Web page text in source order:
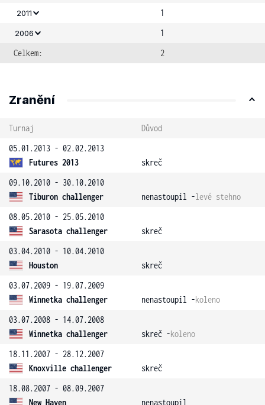
2011 1
2006
1
Celkem:
2
Zranění
Turnaj
Důvod
05.01.2013 - 02.02.2013
Futures 2013
skreč
09.10.2010 - 30.10.2010
Tiburon challenger
nenastoupil -levé stehno
08.05.2010 - 25.05.2010
Sarasota challenger
skreč
03.04.2010 - 10.04.2010
Houston
skreč
03.07.2009 - 19.07.2009
Winnetka challenger
nenastoupil -koleno
03.07.2008 - 14.07.2008
Winnetka challenger
skreč -koleno
18.11.2007 - 28.12.2007
Knoxville challenger
skreč
18.08.2007 - 08.09.2007
New Haven
nenastoupil